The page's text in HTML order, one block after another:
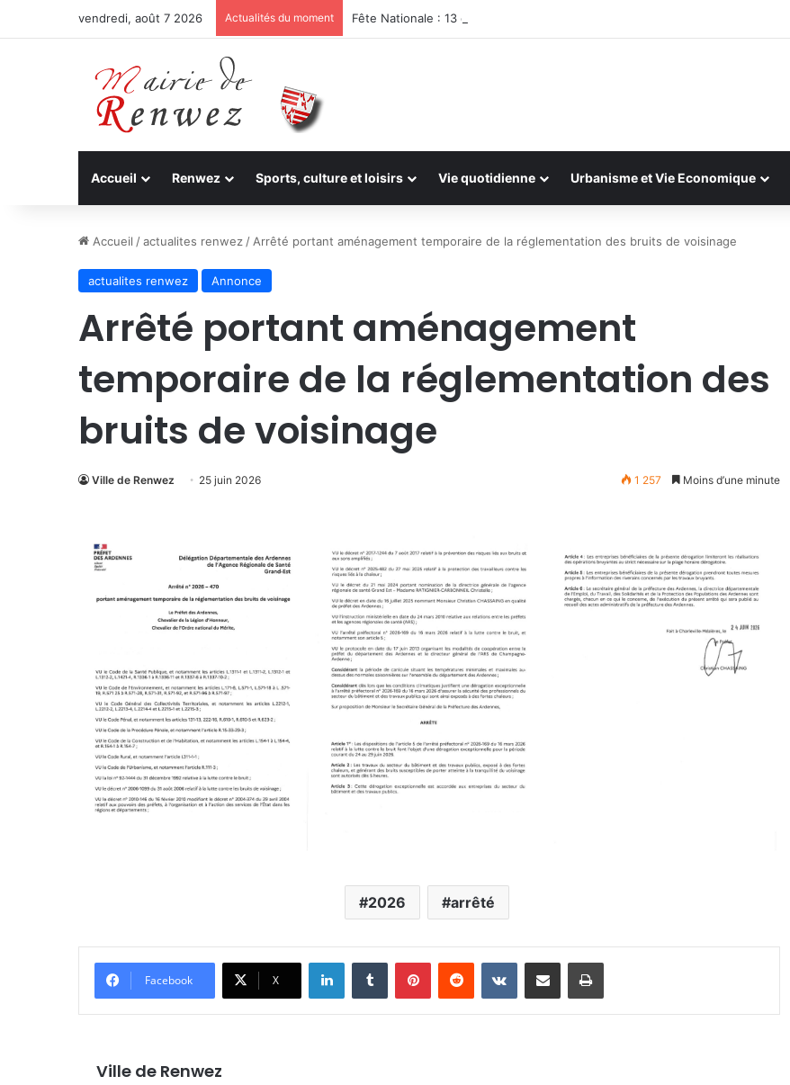
vendredi, août 7 2026 Actualités du moment Fête Nationale : 13 et 14 juillet 2026
Accueil Renwez Sports, culture et loisirs Vie quotidienne Urbanisme et Vie Economique
Accueil /actualites renwez / Arrêté portant aménagement temporaire de la réglementation des bruits de voisinage
actualites renwez Annonce
Arrêté portant aménagement
temporaire de la réglementation des
bruits de voisinage
Ville de Renwez 25 juin 2026 1 257 Moins d’une minute
2026 arrêté
Facebook X
LinkedinTumblr PinterestReddit VKontaktePartager par email Imprimer
Ville de Renwez